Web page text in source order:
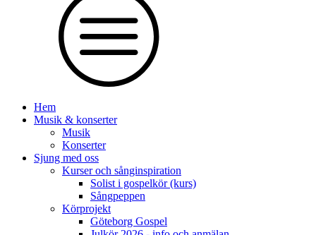
Hem
Musik & konserter
Musik
Konserter
Sjung med oss
Kurser och sånginspiration
Solist i gospelkör (kurs)
Sångpeppen
Körprojekt
Göteborg Gospel